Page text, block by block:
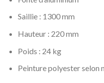
Saillie : 1300 mm
Hauteur : 220 mm
Poids : 24 kg
Peinture polyester selon